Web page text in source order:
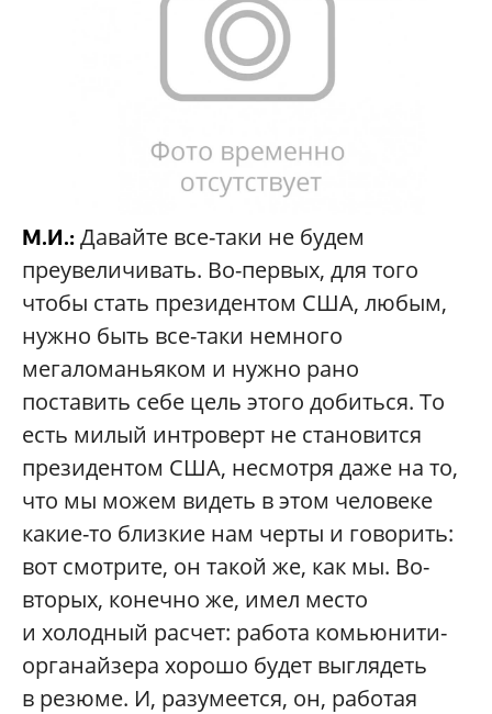
М.И.:Давайте все-таки не будем
преувеличивать. Во-первых, для того
чтобы стать президентом США, любым,
нужно быть все-таки немного
мегаломаньяком и нужно рано
поставить себе цель этого добиться. То
есть милый интроверт не становится
президентом США, несмотря даже на то,
что мы можем видеть в этом человеке
какие-то близкие нам черты и говорить:
вот смотрите, он такой же, как мы. Во-
вторых, конечно же, имел место
и холодный расчет: работа комьюнити-
органайзера хорошо будет выглядеть
в резюме. И, разумеется, он, работая